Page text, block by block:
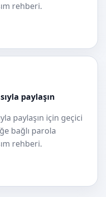
rehberi.
paylaşın
paylaşın için geçici
bağlı parola
rehberi.